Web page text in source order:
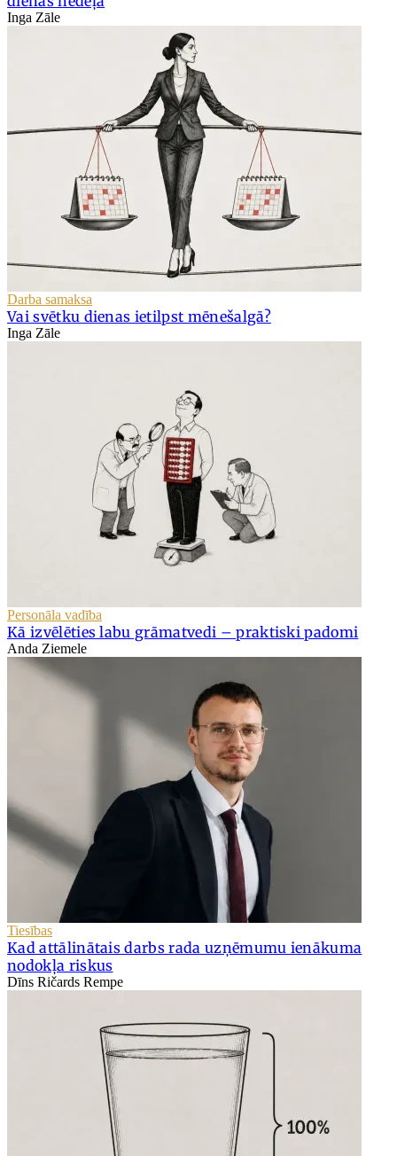
Inga Zāle
Darba samaksa
Vai svētku dienas ietilpst mēnešalgā?
Inga Zāle
Personāla vadība
Kā izvēlēties labu grāmatvedi – praktiski padomi
Anda Ziemele
Tiesības
Kad attālinātais darbs rada uzņēmumu ienākuma
nodokļa riskus
Dīns Ričards Rempe